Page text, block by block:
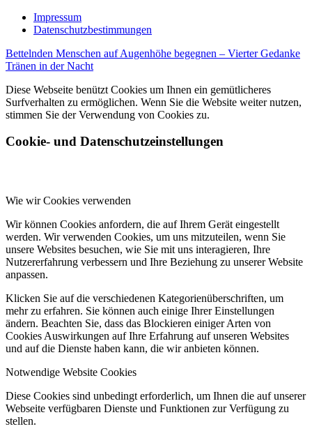
Impressum
Datenschutzbestimmungen
Bettelnden Menschen auf Augenhöhe begegnen – Vierter Gedanke
Tränen in der Nacht
Diese Webseite benützt Cookies um Ihnen ein gemütlicheres
Surfverhalten zu ermöglichen. Wenn Sie die Website weiter nutzen,
stimmen Sie der Verwendung von Cookies zu.
Cookie- und Datenschutzeinstellungen
Wie wir Cookies verwenden
Wir können Cookies anfordern, die auf Ihrem Gerät eingestellt
werden. Wir verwenden Cookies, um uns mitzuteilen, wenn Sie
unsere Websites besuchen, wie Sie mit uns interagieren, Ihre
Nutzererfahrung verbessern und Ihre Beziehung zu unserer Website
anpassen.
Klicken Sie auf die verschiedenen Kategorienüberschriften, um
mehr zu erfahren. Sie können auch einige Ihrer Einstellungen
ändern. Beachten Sie, dass das Blockieren einiger Arten von
Cookies Auswirkungen auf Ihre Erfahrung auf unseren Websites
und auf die Dienste haben kann, die wir anbieten können.
Notwendige Website Cookies
Diese Cookies sind unbedingt erforderlich, um Ihnen die auf unserer
Webseite verfügbaren Dienste und Funktionen zur Verfügung zu
stellen.